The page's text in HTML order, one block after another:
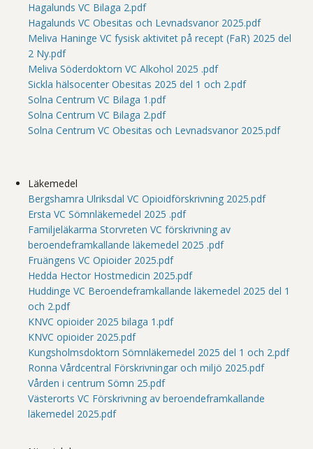
Hagalunds VC Bilaga 2.pdf
Hagalunds VC Obesitas och Levnadsvanor 2025.pdf
Meliva Haninge VC fysisk aktivitet på recept (FaR) 2025 del
2 Ny.pdf
Meliva Söderdoktorn VC Alkohol 2025 .pdf
Sickla hälsocenter Obesitas 2025 del 1 och 2.pdf
Solna Centrum VC Bilaga 1.pdf
Solna Centrum VC Bilaga 2.pdf
Solna Centrum VC Obesitas och Levnadsvanor 2025.pdf
Läkemedel
Bergshamra Ulriksdal VC Opioidförskrivning 2025.pdf
Ersta VC Sömnläkemedel 2025 .pdf
Familjeläkarma Storvreten VC förskrivning av
beroendeframkallande läkemedel 2025 .pdf
Fruängens VC Opioider 2025.pdf
Hedda Hector Hostmedicin 2025.pdf
Huddinge VC Beroendeframkallande läkemedel 2025 del 1
och 2.pdf
KNVC opioider 2025 bilaga 1.pdf
KNVC opioider 2025.pdf
Kungsholmsdoktorn Sömnläkemedel 2025 del 1 och 2.pdf
Ronna Vårdcentral Förskrivningar och miljö 2025.pdf
Vården i centrum Sömn 25.pdf
Västerorts VC Förskrivning av beroendeframkallande
läkemedel 2025.pdf